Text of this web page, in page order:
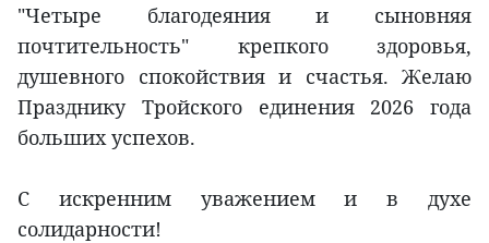
"Четыре благодеяния и сыновняя
почтительность" крепкого здоровья,
душевного спокойствия и счастья. Желаю
Празднику Тройского единения 2026 года
больших успехов.
С искренним уважением и в духе
солидарности!